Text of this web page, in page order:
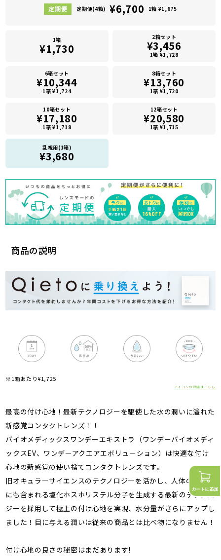
商品の説明
※1箱あたり¥1,725
アイコンの詳細はこちら
最高の付け心地！最新テクノロジーを駆使した水の潤いに溢れた
新感覚コンタクトレンズ！！
バイオメディックスワンデーエキストラ（ワンデーバイオメディ
ックスEV、ワンデーアクエアエボリューション）は快適な付け
心地の新感覚の使い捨てコンタクトレンズです。
旧オキュラーサイエンスのテクノロジーを活かし、人体の細胞膜
にも含まれる塩化ホスホリステル分子を生成する最新のテクノロ
ジーを採用して極上の付け心地を実現、水分量がさらにアップし
ました！目に与える潤いは従来の商品とは比べ物になりません！
付け心地の良さの秘密はまだあります!
定期便(4箱) ¥6,700 1箱 ¥1,675
1箱
¥1,730
2箱セット
¥3,456
1箱 ¥1,728
6箱セット
¥10,344
1箱 ¥1,724
8箱セット
¥13,760
1箱 ¥1,720
10箱セット
¥17,180
1箱 ¥1,718
12箱セット
¥20,580
1箱 ¥1,715
乱視用(1箱)
¥3,680